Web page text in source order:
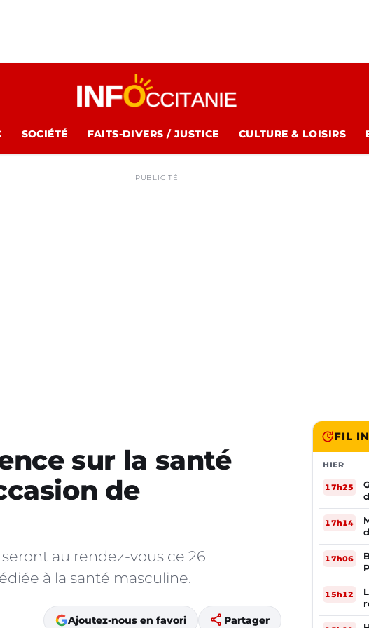
SOCIÉTÉ FAITS-DIVERS / JUSTICE CULTURE & LOISIRS
PUBLICITÉ
sur la santé
de
au rendez-vous ce 26
à la santé masculine.
Ajoutez-nous en favori share Partager
FIL
HIER
17h25
17h14
17h06
15h12